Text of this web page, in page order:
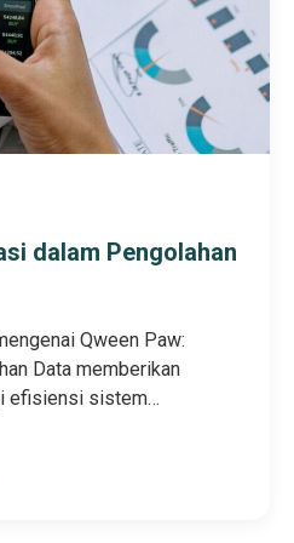
dalam Pengolahan
Qween Paw:
Data memberikan
efisiensi sistem…